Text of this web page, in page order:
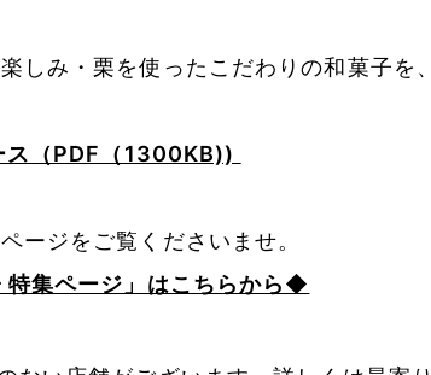
しみ・栗を使ったこだわりの和菓子を
ス（PDF（1300KB))
ージをご覧くださいませ。
集ページ」はこちらから◆